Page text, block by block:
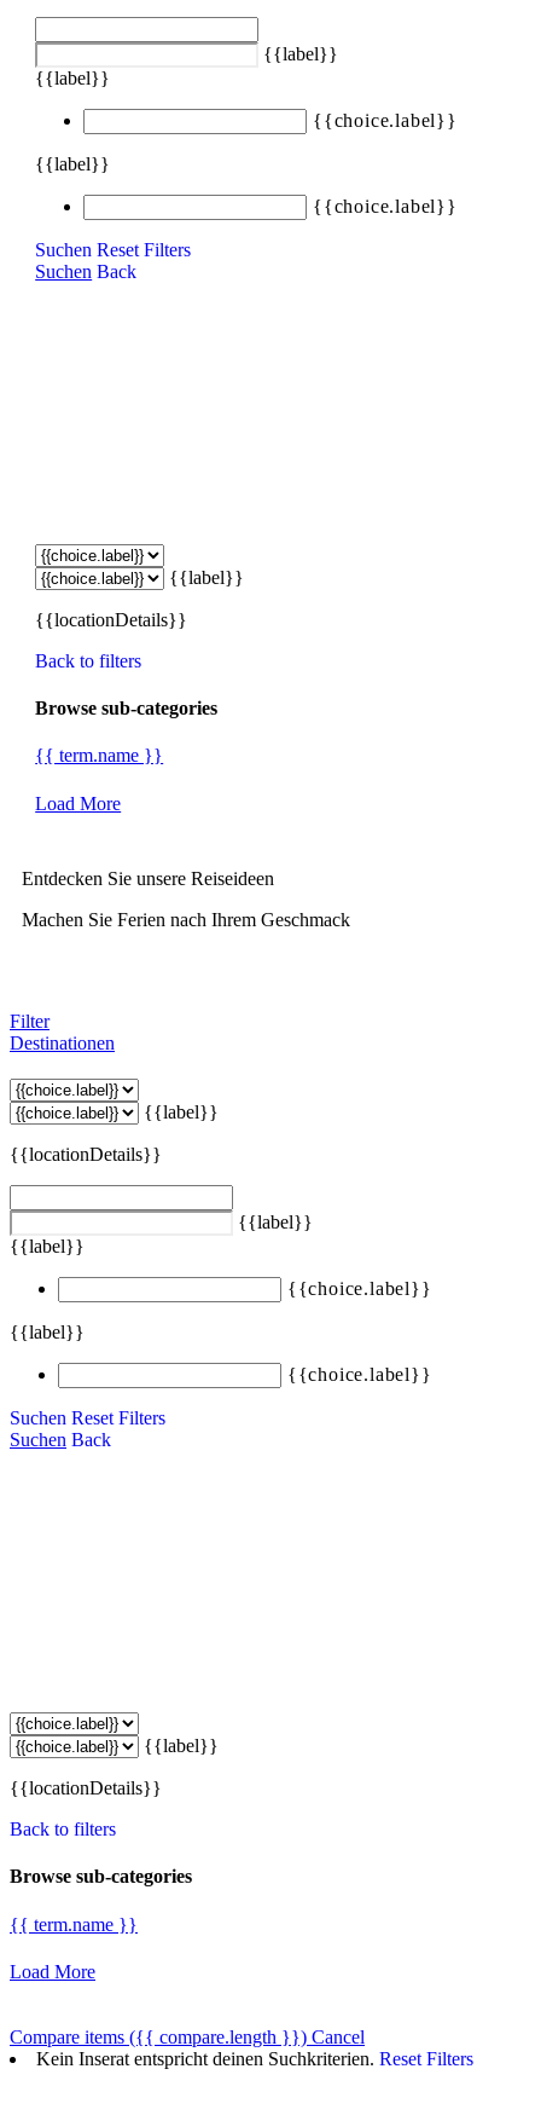
{{label}}
{{label}}
{{choice.label}}
{{label}}
{{choice.label}}
Suchen Reset Filters
Suchen Back
{{label}}
{{locationDetails}}
Back to filters
Browse sub-categories
{{ term.name }}
Load More
Entdecken Sie unsere Reiseideen
Machen Sie Ferien nach Ihrem Geschmack
Filter
Destinationen
{{label}}
{{locationDetails}}
{{label}}
{{label}}
{{choice.label}}
{{label}}
{{choice.label}}
Suchen Reset Filters
Suchen Back
{{label}}
{{locationDetails}}
Back to filters
Browse sub-categories
{{ term.name }}
Load More
Compare items ({{ compare.length }}) Cancel
Kein Inserat entspricht deinen Suchkriterien. Reset Filters